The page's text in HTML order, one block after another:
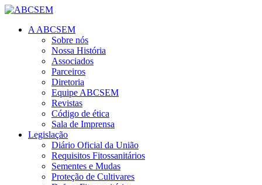
A ABCSEM
Sobre nós
Nossa História
Associados
Parceiros
Diretoria
Equipe ABCSEM
Revistas
Código de ética
Sala de Imprensa
Legislação
Diário Oficial da União
Requisitos Fitossanitários
Sementes e Mudas
Proteção de Cultivares